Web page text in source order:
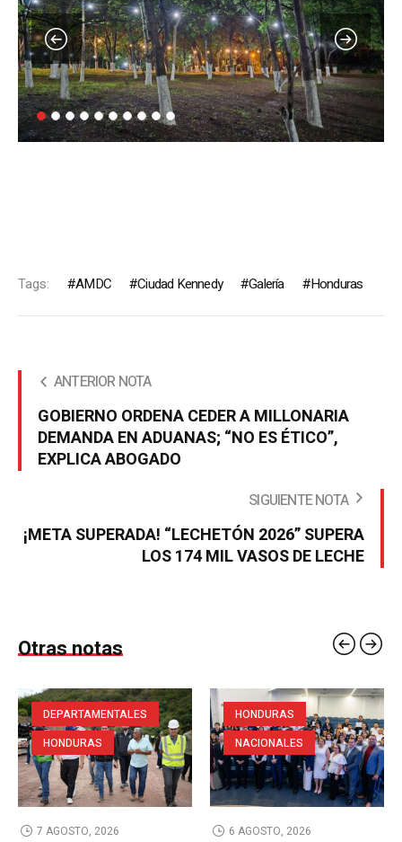
Tags: AMDC Ciudad Kennedy Galería Honduras
ANTERIOR NOTA
GOBIERNO ORDENA CEDER A MILLONARIA
DEMANDA EN ADUANAS; “NO ES ÉTICO”,
EXPLICA ABOGADO
SIGUIENTE NOTA
¡META SUPERADA! “LECHETÓN 2026” SUPERA
LOS 174 MIL VASOS DE LECHE
Otras notas
DEPARTAMENTALES
HONDURAS
7 AGOSTO, 2026
HONDURAS
NACIONALES
6 AGOSTO, 2026